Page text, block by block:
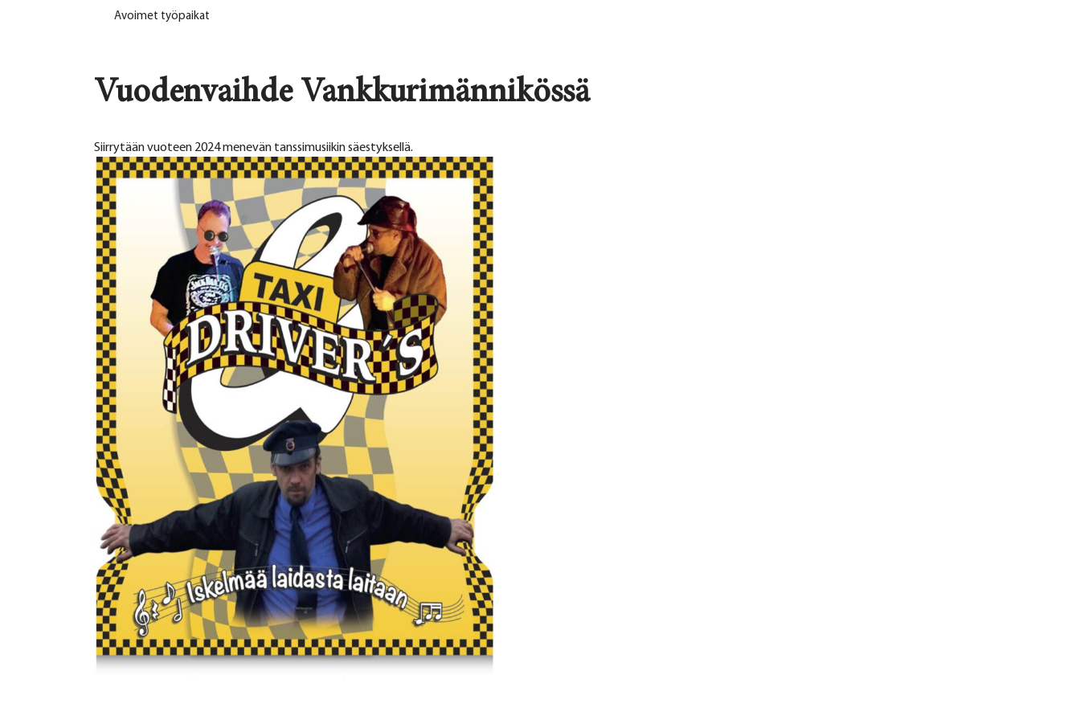
Avoimet työpaikat
Vuodenvaihde Vankkurimännikössä
Siirrytään vuoteen 2024 menevän tanssimusiikin säestyksellä.